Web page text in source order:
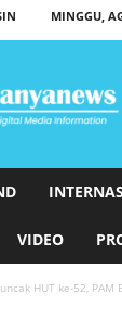
MINGGU,
VIDEO
HUT ke-52,